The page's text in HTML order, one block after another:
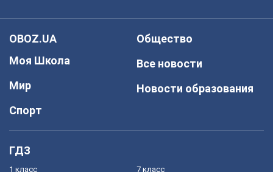
OBOZ.UA
Моя Школа
Мир
Спорт
Общество
Все новости
Новости образования
ГДЗ
1 класс 7 класс